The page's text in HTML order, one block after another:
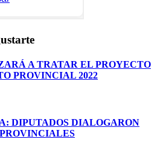
A TRATAR EL PROYECTO
PROVINCIAL 2022
DIPUTADOS DIALOGARON